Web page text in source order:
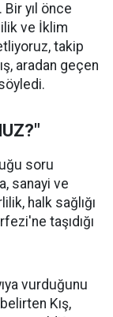
yıl önce
ve İklim
takip
aradan geçen
soru
sanayi ve
halk sağlığı
taşıdığı
vurduğunu
Kış,